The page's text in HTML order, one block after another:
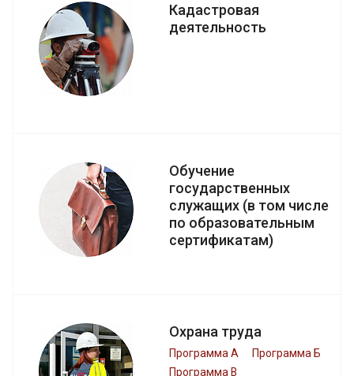
Кадастровая
деятельность
Обучение
государственных
служащих (в том числе
по образовательным
сертификатам)
Охрана труда
Программа А
Программа Б
Программа В